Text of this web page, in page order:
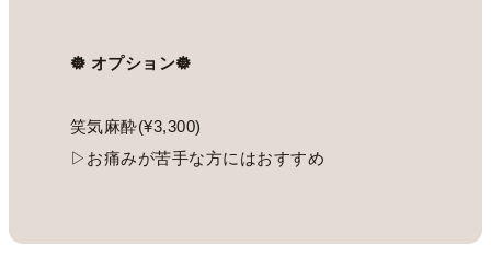
𖣔 オプション𖣔
笑気麻酔(¥3,300)
▷お痛みが苦手な方にはおすすめ